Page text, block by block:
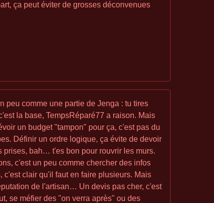
ça peut éviter de grosses déconvenues
peu comme une partie de Jenga : tu tires
la base, TempsRéparé77 a raison. Mais
un budget "tampon" pour ça, c'est pas du
Définir un ordre logique, ça évite de devoir
prises, bah… t'es bon pour rouvrir les murs.
c'est un peu comme chercher des infos
clair qu'il faut en faire plusieurs. Mais
de l'artisan… Un devis pas cher, c'est
se méfier des "on verra après" ou des